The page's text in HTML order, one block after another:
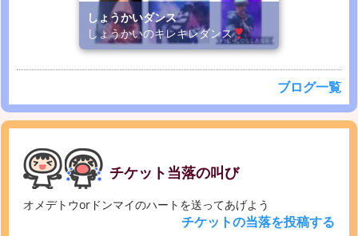
しょうかいダンス
しょうかいのキレキレダンス
ブログ一覧
チケット当落の叫び
オメデトウorドンマイのハートを送ってあげよう
チケットの当落を投稿する